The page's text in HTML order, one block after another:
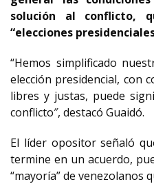
solución al conflicto,
“elecciones
“Hemos simplificado
elección presidencial, con
libres y justas, puede
conflicto″, destacó Guaidó.
El líder opositor señaló
termine en un acuerdo,
“mayoría” de venezolanos